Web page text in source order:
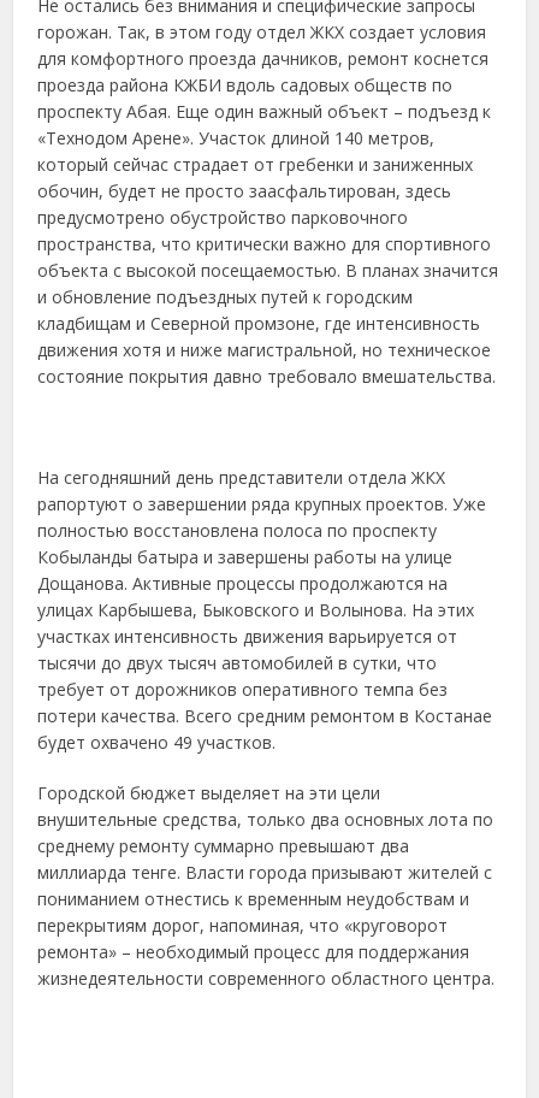
Не остались без внимания и специфические запросы
горожан. Так, в этом году отдел ЖКХ создает условия
для комфортного проезда дачников, ремонт коснется
проезда района КЖБИ вдоль садовых обществ по
проспекту Абая. Еще один важный объект – подъезд к
«Технодом Арене». Участок длиной 140 метров,
который сейчас страдает от гребенки и заниженных
обочин, будет не просто заасфальтирован, здесь
предусмотрено обустройство парковочного
пространства, что критически важно для спортивного
объекта с высокой посещаемостью. В планах значится
и обновление подъездных путей к городским
кладбищам и Северной промзоне, где интенсивность
движения хотя и ниже магистральной, но техническое
состояние покрытия давно требовало вмешательства.
На сегодняшний день представители отдела ЖКХ
рапортуют о завершении ряда крупных проектов. Уже
полностью восстановлена полоса по проспекту
Кобыланды батыра и завершены работы на улице
Дощанова. Активные процессы продолжаются на
улицах Карбышева, Быковского и Волынова. На этих
участках интенсивность движения варьируется от
тысячи до двух тысяч автомобилей в сутки, что
требует от дорожников оперативного темпа без
потери качества. Всего средним ремонтом в Костанае
будет охвачено 49 участков.
Городской бюджет выделяет на эти цели
внушительные средства, только два основных лота по
среднему ремонту суммарно превышают два
миллиарда тенге. Власти города призывают жителей с
пониманием отнестись к временным неудобствам и
перекрытиям дорог, напоминая, что «круговорот
ремонта» – необходимый процесс для поддержания
жизнедеятельности современного областного центра.